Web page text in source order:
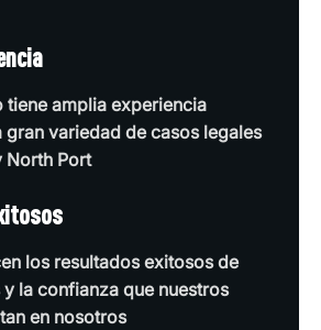
tiene amplia experiencia
gran variedad de casos legales
North Port
los resultados exitosos de
la confianza que nuestros
en nosotros